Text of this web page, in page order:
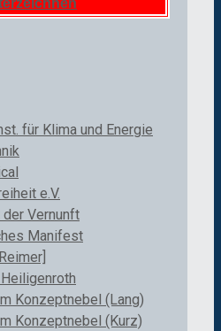
für Klima und Energie
e.V.
Vernunft
Manifest
Konzeptnebel (Lang)
Konzeptnebel (Kurz)